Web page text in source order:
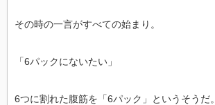
その時の一言がすべての始まり。
「6パックにないたい」
6つに割れた腹筋を「6パック」というそうだ。